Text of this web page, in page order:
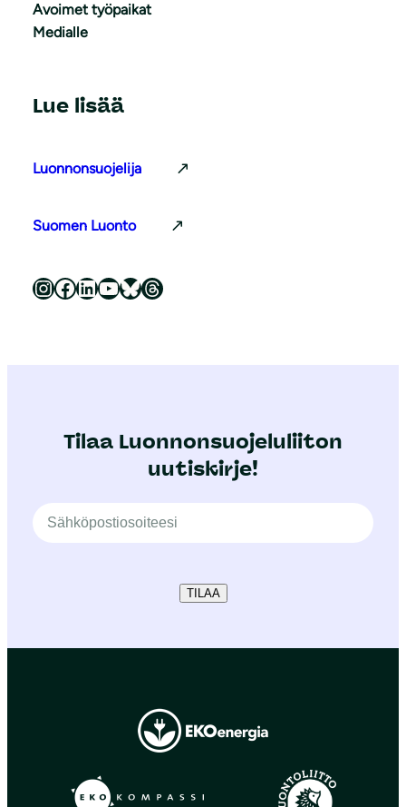
Avoimet työpaikat
Medialle
Lue lisää
Luonnonsuojelija
Suomen Luonto
Luonnonsuojeluliitto Instagramissa Luonnonsuojeluliitto Facebookissa Luonnonsuojeluliitto LinkedInissä Luonnonsuojeluliiton YouTube-kanava Luonnonsuojeluliitto Blueskyssa Luonnonsuojeluliitto Threadsissa
Tilaa Luonnonsuojeluliiton
uutiskirje!
TILAA